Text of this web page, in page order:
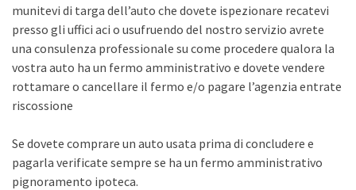
munitevi di targa dell’auto che dovete ispezionare recatevi
presso gli uffici aci o usufruendo del nostro servizio avrete
una consulenza professionale su come procedere qualora la
vostra auto ha un fermo amministrativo e dovete vendere
rottamare o cancellare il fermo e/o pagare l’agenzia entrate
riscossione
Se dovete comprare un auto usata prima di concludere e
pagarla verificate sempre se ha un fermo amministrativo
pignoramento ipoteca.